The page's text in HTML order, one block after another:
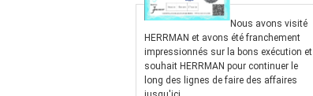
Nous avons visité
HERRMAN et avons été franchement
impressionnés sur la bons exécution et
souhait HERRMAN pour continuer le
long des lignes de faire des affaires